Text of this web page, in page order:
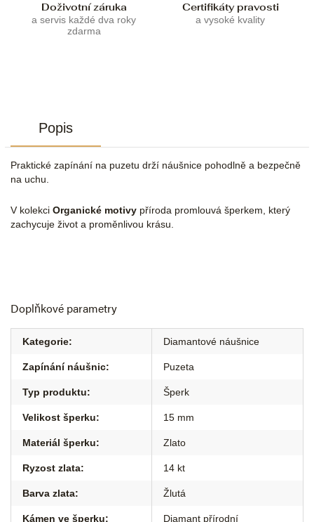
Doživotní záruka
a servis každé dva roky
zdarma
Certifikáty pravosti
a vysoké kvality
Popis
Praktické zapínání na puzetu drží náušnice pohodlně a bezpečně
na uchu.
V kolekci Organické motivy příroda promlouvá šperkem, který
zachycuje život a proměnlivou krásu.
Doplňkové parametry
Kategorie: Diamantové náušnice
Zapínání náušnic: Puzeta
Typ produktu: Šperk
Velikost šperku: 15 mm
Materiál šperku: Zlato
Ryzost zlata: 14 kt
Barva zlata: Žlutá
Kámen ve šperku: Diamant přírodní